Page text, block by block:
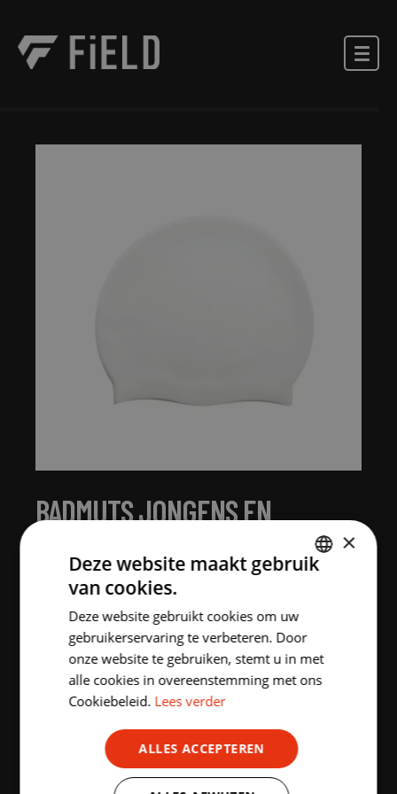
BADMUTS JONGENS EN
12.00 incl. BTW
MAAT:
One Size
×
Deze website maakt gebruik
van cookies.
Deze website gebruikt cookies om uw
gebruikerservaring te verbeteren. Door
onze website te gebruiken, stemt u in met
alle cookies in overeenstemming met ons
Cookiebeleid. Lees verder
ALLES ACCEPTEREN